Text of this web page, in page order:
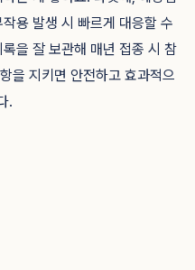
용 발생 시 빠르게 대응할 수
을 잘 보관해 매년 접종 시 참
을 지키면 안전하고 효과적으
.